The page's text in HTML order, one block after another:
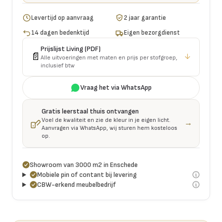
Levertijd op aanvraag
2 jaar garantie
14 dagen bedenktijd
Eigen bezorgdienst
📄
Prijslijst Living (PDF)
Alle uitvoeringen met maten en prijs per stofgroep,
inclusief btw
↓
Vraag het via WhatsApp
Gratis leerstaal thuis ontvangen
Voel de kwaliteit en zie de kleur in je eigen licht.
Aanvragen via WhatsApp, wij sturen hem kosteloos
op.
→
Showroom van 3000 m2 in Enschede
Mobiele pin of contant bij levering
CBW-erkend meubelbedrijf